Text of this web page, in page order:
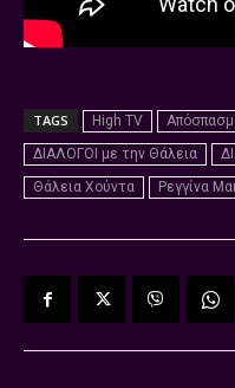
TAGS High TV
ΔΙΑΛΟΓΟΙ με την Θάλεια
Θάλεια Χούντα
Ρεγγίνα